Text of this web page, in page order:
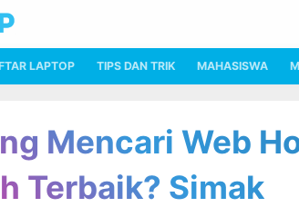
LAPTOP TIPS DAN TRIK MAHASISWA
Mencari Web
Terbaik? Simak